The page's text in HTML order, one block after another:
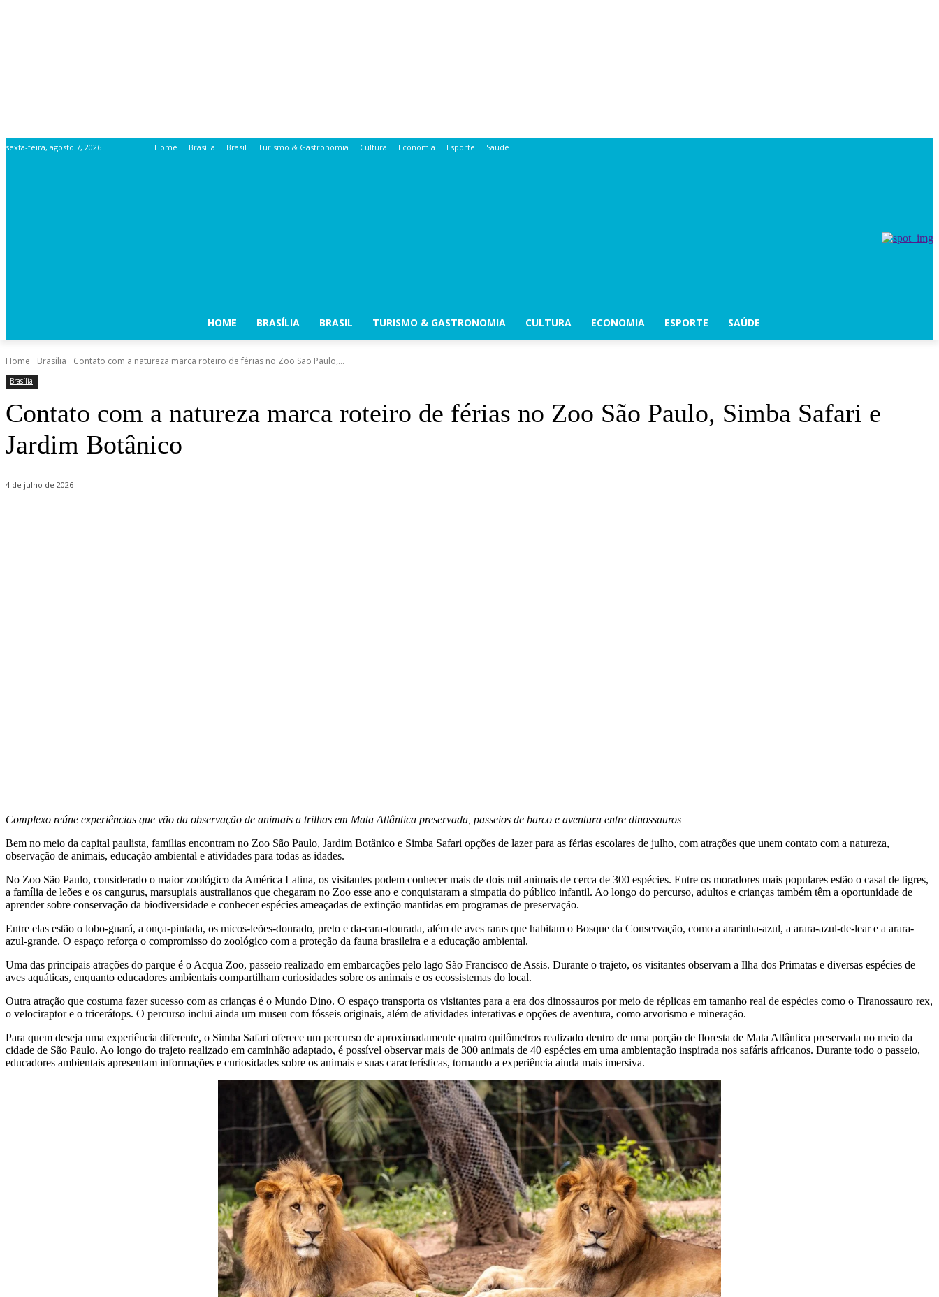
sexta-feira, agosto 7, 2026 Home Brasília Brasil Turismo & Gastronomia Cultura Economia Esporte Saúde
HOME BRASÍLIA BRASIL TURISMO & GASTRONOMIA CULTURA ECONOMIA ESPORTE SAÚDE
Home Brasília Contato com a natureza marca roteiro de férias no Zoo São Paulo,...
Brasília
Contato com a natureza marca roteiro de férias no Zoo São Paulo, Simba Safari e
Jardim Botânico
4 de julho de 2026
Complexo reúne experiências que vão da observação de animais a trilhas em Mata Atlântica preservada, passeios de barco e aventura entre dinossauros
Bem no meio da capital paulista, famílias encontram no Zoo São Paulo, Jardim Botânico e Simba Safari opções de lazer para as férias escolares de julho, com atrações que unem contato com a natureza,
observação de animais, educação ambiental e atividades para todas as idades.
No Zoo São Paulo, considerado o maior zoológico da América Latina, os visitantes podem conhecer mais de dois mil animais de cerca de 300 espécies. Entre os moradores mais populares estão o casal de tigres,
a família de leões e os cangurus, marsupiais australianos que chegaram no Zoo esse ano e conquistaram a simpatia do público infantil. Ao longo do percurso, adultos e crianças também têm a oportunidade de
aprender sobre conservação da biodiversidade e conhecer espécies ameaçadas de extinção mantidas em programas de preservação.
Entre elas estão o lobo-guará, a onça-pintada, os micos-leões-dourado, preto e da-cara-dourada, além de aves raras que habitam o Bosque da Conservação, como a ararinha-azul, a arara-azul-de-lear e a arara-
azul-grande. O espaço reforça o compromisso do zoológico com a proteção da fauna brasileira e a educação ambiental.
Uma das principais atrações do parque é o Acqua Zoo, passeio realizado em embarcações pelo lago São Francisco de Assis. Durante o trajeto, os visitantes observam a Ilha dos Primatas e diversas espécies de
aves aquáticas, enquanto educadores ambientais compartilham curiosidades sobre os animais e os ecossistemas do local.
Outra atração que costuma fazer sucesso com as crianças é o Mundo Dino. O espaço transporta os visitantes para a era dos dinossauros por meio de réplicas em tamanho real de espécies como o Tiranossauro rex,
o velociraptor e o tricerátops. O percurso inclui ainda um museu com fósseis originais, além de atividades interativas e opções de aventura, como arvorismo e mineração.
Para quem deseja uma experiência diferente, o Simba Safari oferece um percurso de aproximadamente quatro quilômetros realizado dentro de uma porção de floresta de Mata Atlântica preservada no meio da
cidade de São Paulo. Ao longo do trajeto realizado em caminhão adaptado, é possível observar mais de 300 animais de 40 espécies em uma ambientação inspirada nos safáris africanos. Durante todo o passeio,
educadores ambientais apresentam informações e curiosidades sobre os animais e suas características, tornando a experiência ainda mais imersiva.